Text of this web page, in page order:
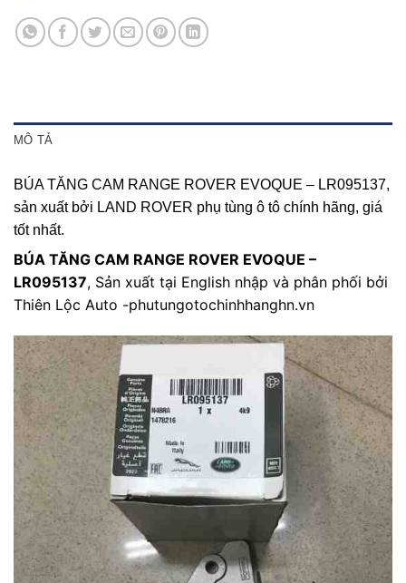
MÔ TẢ
BÚA TĂNG CAM RANGE ROVER EVOQUE – LR095137,
sản xuất bởi LAND ROVER phụ tùng ô tô chính hãng, giá
tốt nhất.
BÚA TĂNG CAM RANGE ROVER EVOQUE –
LR095137, Sản xuất tại English nhập và phân phối bởi
Thiên Lộc Auto -phutungotochinhhanghn.vn